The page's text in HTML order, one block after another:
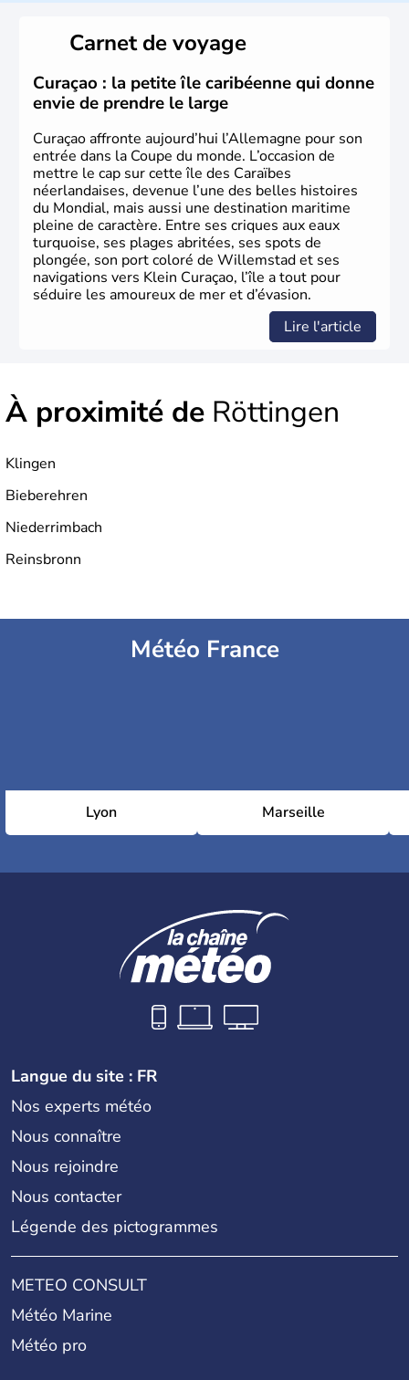
conservateur.Carnet de voyage
Curaçao : la petite île caribéenne qui donne
envie de prendre le large
Curaçao affronte aujourd’hui l’Allemagne pour son
entrée dans la Coupe du monde. L’occasion de
mettre le cap sur cette île des Caraïbes
néerlandaises, devenue l’une des belles histoires
du Mondial, mais aussi une destination maritime
pleine de caractère. Entre ses criques aux eaux
turquoise, ses plages abritées, ses spots de
plongée, son port coloré de Willemstad et ses
navigations vers Klein Curaçao, l’île a tout pour
séduire les amoureux de mer et d’évasion.
Lire l'article
À proximité de Röttingen
Klingen
Bieberehren
Niederrimbach
Reinsbronn
Météo France
Lyon Marseille
Langue du site : FR
Nos experts météo
Nous connaître
Nous rejoindre
Nous contacter
Légende des pictogrammes
METEO CONSULT
Météo Marine
Météo pro